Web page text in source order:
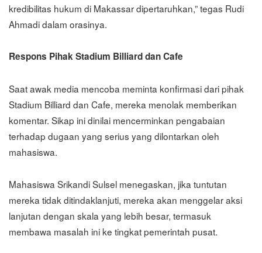
kredibilitas hukum di Makassar dipertaruhkan,” tegas Rudi
Ahmadi dalam orasinya.
Respons Pihak Stadium Billiard dan Cafe
Saat awak media mencoba meminta konfirmasi dari pihak
Stadium Billiard dan Cafe, mereka menolak memberikan
komentar. Sikap ini dinilai mencerminkan pengabaian
terhadap dugaan yang serius yang dilontarkan oleh
mahasiswa.
Mahasiswa Srikandi Sulsel menegaskan, jika tuntutan
mereka tidak ditindaklanjuti, mereka akan menggelar aksi
lanjutan dengan skala yang lebih besar, termasuk
membawa masalah ini ke tingkat pemerintah pusat.